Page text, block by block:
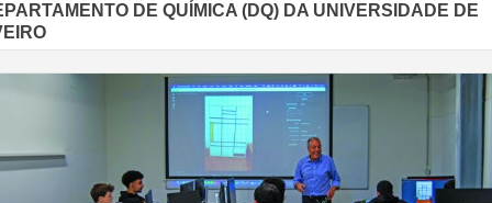
DE QUÍMICA (DQ) DA UNIVERSIDADE DE